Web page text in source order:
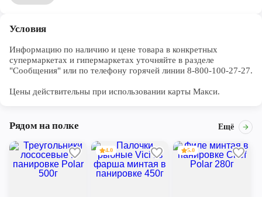
Условия
Информацию по наличию и цене товара в конкретных
супермаркетах и гипермаркетах уточняйте в разделе
"Сообщения" или по телефону горячей линии 8-800-100-27-27.
Цены действительны при использовании карты Макси.
Рядом на полке Ещё
4.0 5.0